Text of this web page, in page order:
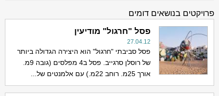
פרויקטים בנושאים דומים
פסל "חרגול" מודיעין
27.04.12
פסל סביבתי "חרגול" הוא היצירה הגדולה ביותר
של רוסלן סרגייב. פסל ב4 מפלסים (גובה 9מ.
אורך 25מ. רוחב 22מ.) עם אלמנטים של...